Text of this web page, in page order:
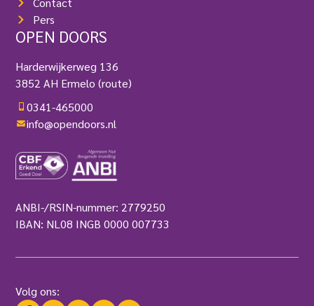
Pers
OPEN DOORS
Harderwijkerweg 136
3852 AH Ermelo(route)
0341-465000
info@opendoors.nl
ANBI-/RSIN-nummer: 2779250
IBAN: NL08 INGB 0000 007733
Volg ons: